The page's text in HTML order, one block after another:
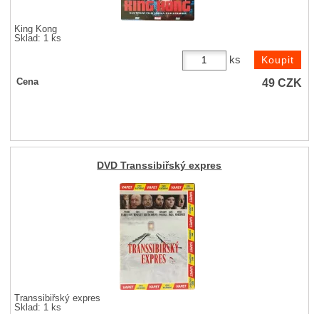
King Kong
Sklad: 1 ks
ks
Cena 49CZK
DVD Transsibiřský expres
Transsibiřský expres
Sklad: 1 ks